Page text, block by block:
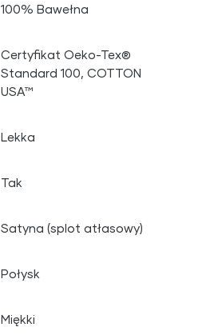
100% Bawełna
Certyfikat Oeko-Tex®
Standard 100, COTTON
USA™
Lekka
Tak
Satyna (splot atłasowy)
Połysk
Miękki